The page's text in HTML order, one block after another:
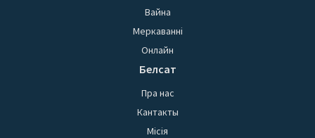
Вайна
Меркаванні
Онлайн
Белсат
Пра нас
Кантакты
Місія